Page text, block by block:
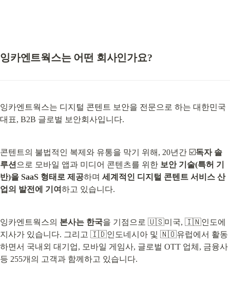
잉카엔트웍스는 어떤 회사인가요?
잉카엔트웍스는 디지털 콘텐트 보안을 전문으로 하는 대한민국
대표, B2B 글로벌 보안회사입니다.
콘텐트의 불법적인 복제와 유통을 막기 위해, 20년간 ☑️독자 솔
루션 으로 모바일 앱과 미디어 콘텐츠를 위한 보안 기술(특허 기
반)을 SaaS 형태로 제공하며 세계적인 디지털 콘텐트 서비스 산
업의 발전에 기여하고 있습니다.
잉카엔트웍스의 본사는 한국을 기점으로 🇺🇸미국, 🇮🇳인도에
지사가 있습니다. 그리고 🇮🇩인도네시아 및 🇳🇴유럽에서 활동
하면서 국내외 대기업, 모바일 게임사, 글로벌 OTT 업체, 금융사
등 255개의 고객과 함께하고 있습니다.